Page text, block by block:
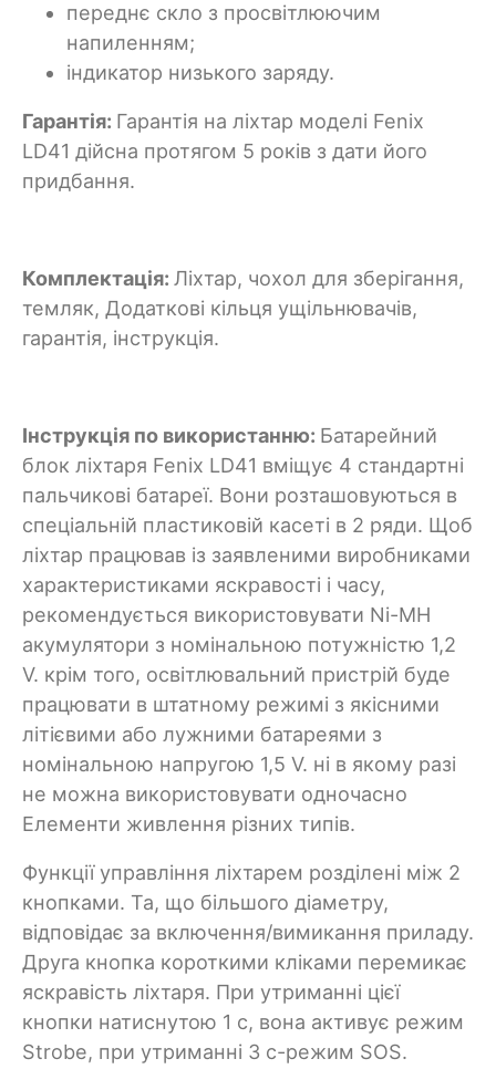
переднє скло з просвітлюючим
напиленням;
індикатор низького заряду.
Гарантія: Гарантія на ліхтар моделі Fenix
LD41 дійсна протягом 5 років з дати його
придбання.
Комплектація: Ліхтар, чохол для зберігання,
темляк, Додаткові кільця ущільнювачів,
гарантія, інструкція.
Інструкція по використанню: Батарейний
блок ліхтаря Fenix LD41 вміщує 4 стандартні
пальчикові батареї. Вони розташовуються в
спеціальній пластиковій касеті в 2 ряди. Щоб
ліхтар працював із заявленими виробниками
характеристиками яскравості і часу,
рекомендується використовувати Ni-MH
акумулятори з номінальною потужністю 1,2
V. крім того, освітлювальний пристрій буде
працювати в штатному режимі з якісними
літієвими або лужними батареями з
номінальною напругою 1,5 V. ні в якому разі
не можна використовувати одночасно
Елементи живлення різних типів.
Функції управління ліхтарем розділені між 2
кнопками. Та, що більшого діаметру,
відповідає за включення/вимикання приладу.
Друга кнопка короткими кліками перемикає
яскравість ліхтаря. При утриманні цієї
кнопки натиснутою 1 с, вона активує режим
Strobe, при утриманні 3 с-режим SOS.